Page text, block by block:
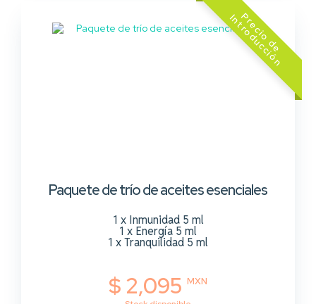
z
Paquete de trío de aceites esenciales
1 x Inmunidad 5 ml
1 x Energía 5 ml
1 x Tranquilidad 5 ml
$ 2,095 MXN